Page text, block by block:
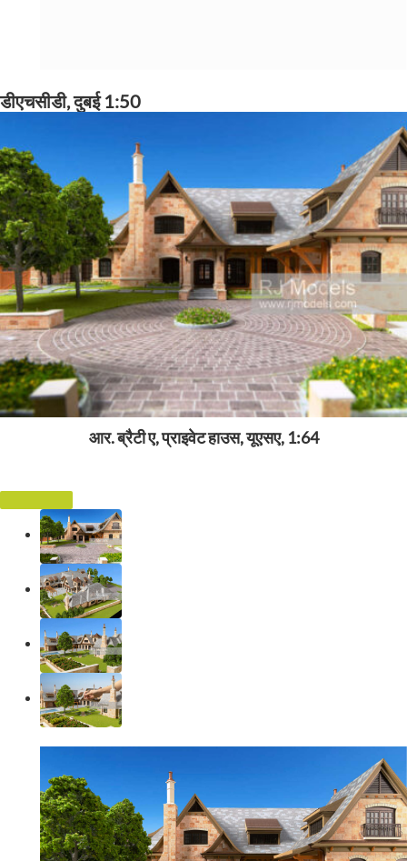
डीएचसीडी, दुबई 1:50
आर. ब्रैटी ए, प्राइवेट हाउस, यूएसए, 1:64